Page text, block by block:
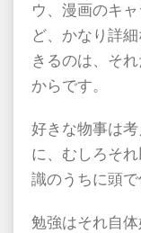
ウ、漫画のキ
ど、かなり詳
きるのは、そ
からです。
好きな物事は
に、むしろそ
識のうちに頭で
勉強はそれ自